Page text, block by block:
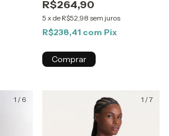
R$264,90
5 x de R$52,98 sem juros
R$238,41 com Pix
Comprar
1 / 6 1 /7